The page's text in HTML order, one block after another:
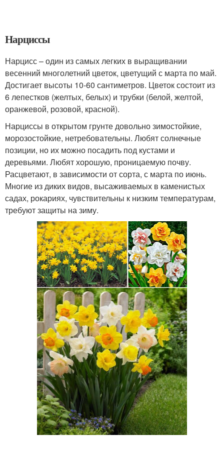
Нарциссы
Нарцисс – один из самых легких в выращивании
весенний многолетний цветок, цветущий с марта по май.
Достигает высоты 10-60 сантиметров. Цветок состоит из
6 лепестков (желтых, белых) и трубки (белой, желтой,
оранжевой, розовой, красной).
Нарциссы в открытом грунте довольно зимостойкие,
морозостойкие, нетребовательны. Любят солнечные
позиции, но их можно посадить под кустами и
деревьями. Любят хорошую, проницаемую почву.
Расцветают, в зависимости от сорта, с марта по июнь.
Многие из диких видов, высаживаемых в каменистых
садах, рокариях, чувствительны к низким температурам,
требуют защиты на зиму.